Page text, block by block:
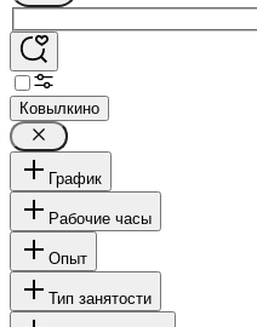
Ковылкино
График
Рабочие часы
Опыт
Тип занятости